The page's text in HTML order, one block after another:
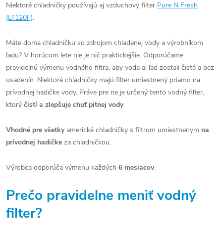
Niektoré chladničky používajú aj vzduchový filter Pure N Fresh
(LT120F).
Máte doma chladničku so zdrojom chladenej vody a výrobníkom
ľadu? V horúcom lete nie je nič praktickejšie. Odporúčame
pravidelnú výmenu vodného filtra, aby voda aj ľad zostali čisté a bez
usadenín. Niektoré chladničky majú filter umiestnený priamo na
prívodnej hadičke vody. Práve pre ne je určený tento vodný filter,
ktorý čistí a zlepšuje chuť pitnej vody.
Vhodné pre všetkyamerické chladničky s filtrom umiestneným na
prívodnej hadičke za chladničkou.
Výrobca odporúča výmenu každých 6 mesiacov.
Prečo pravidelne meniť vodný
filter?